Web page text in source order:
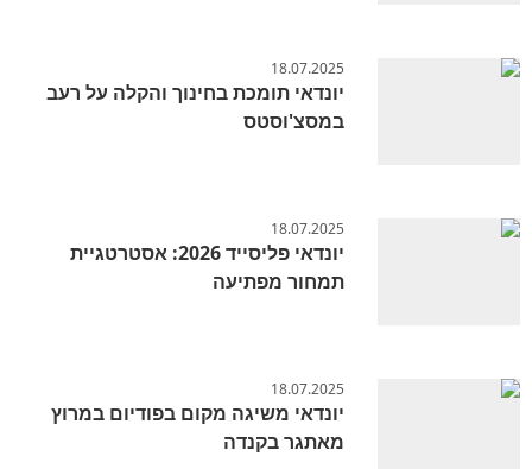
18.07.2025
יונדאי תומכת בחינוך והקלה על רעב
במסצ'וסטס
18.07.2025
יונדאי פליסייד 2026: אסטרטגיית
תמחור מפתיעה
18.07.2025
יונדאי משיגה מקום בפודיום במרוץ
מאתגר בקנדה